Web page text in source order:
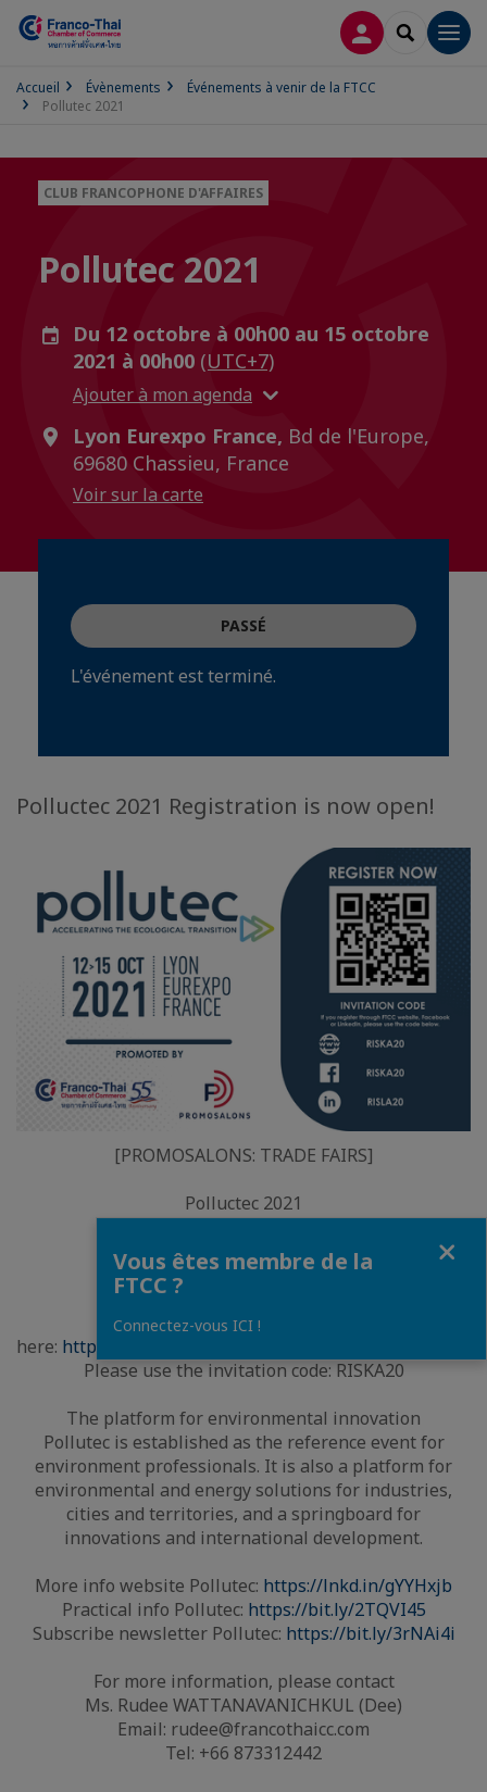
CONNEXION
Accueil Évènements
Événements à venir de la FTCC
Pollutec 2021
CLUB FRANCOPHONE D'AFFAIRES
Pollutec 2021
Du 12 octobre à 00h00 au 15 octobre
2021 à 00h00 (UTC+7)
Ajouter à mon agenda
Lyon Eurexpo France, Bd de l'Europe,
69680 Chassieu, France
Voir sur la carte
PASSÉ
L'événement est terminé.
Polluctec 2021 Registration is now open!
[PROMOSALONS: TRADE FAIRS]
Polluctec 2021
Date: 12-15 October 2021
Location: Lyon Eurexpo France
Register
here: https://badge.pollutec.com/visiteur/
Please use the invitation code: RISKA20
The platform for environmental innovation
Pollutec is established as the reference event for
environment professionals. It is also a platform for
environmental and energy solutions for industries,
cities and territories, and a springboard for
innovations and international development.
More info website Pollutec: https://lnkd.in/gYYHxjb
Practical info Pollutec: https://bit.ly/2TQVI45
Subscribe newsletter Pollutec: https://bit.ly/3rNAi4i
For more information, please contact
Ms. Rudee WATTANAVANICHKUL (Dee)
Email: rudee@francothaicc.com
Tel: +66 873312442
Vous êtes membre de la
FTCC ?
Connectez-vous ICI !